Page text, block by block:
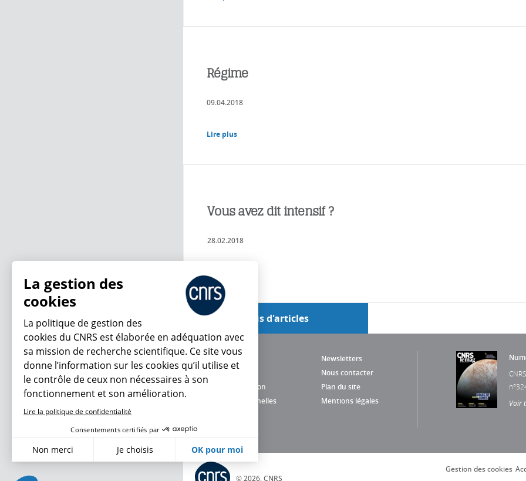
Régime
09.04.2018
Lire plus
Vous avez dit intensif ?
28.02.2018
Voir plus d'articles
Newsletters
Nous contacter
Charte d'utilisation
Plan du site
Données personnelles
Mentions légales
Voir
© 2026, CNRS
Gestion des cookies
La gestion des
cookies
La politique de gestion des
cookies du CNRS est élaborée en adéquation avec
sa mission de recherche scientifique. Ce site vous
donne l’information sur les cookies qu’il utilise et
le contrôle de ceux non nécessaires à son
fonctionnement et son amélioration.
Lire la politique de confidentialité
Consentements certifiés par
Non merci Je choisis OK pour moi
Plateforme de Gestion du Consentement : Personnalisez vos Options